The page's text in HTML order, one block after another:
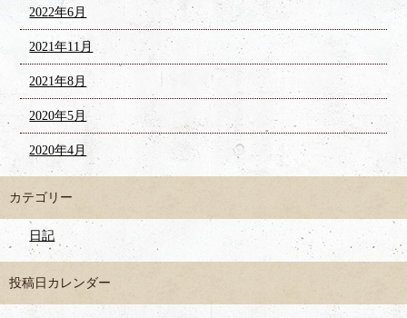
2022年6月
2021年11月
2021年8月
2020年5月
2020年4月
カテゴリー
日記
投稿日カレンダー